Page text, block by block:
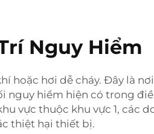
Nguy Hiểm
hoặc hơi dễ cháy. Đây là
hiểm hiện có trong
vực thuộc khu vực 1, các
thiệt hại thiết bị.